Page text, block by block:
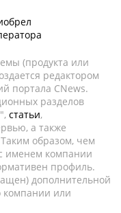
(продукта или
редактором
портала CNews.
разделов
статьи,
а также
образом, чем
именем компании
профиль.
дополнительной
компании или